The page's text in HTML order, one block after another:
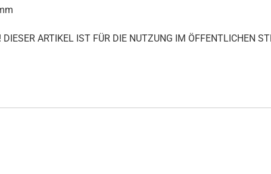
ARTIKEL IST FÜR DIE NUTZUNG IM ÖFFENTLICHEN